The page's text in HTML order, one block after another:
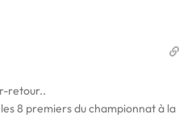
retour..
8 premiers du championnat à la